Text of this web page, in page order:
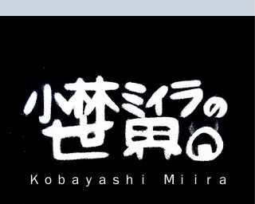
ｏｂａｙａｓｈｉ Ⅿｉｉｒａ​